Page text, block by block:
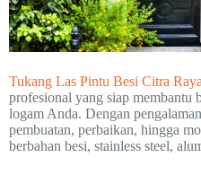
Tukang Las Pintu Besi Citra Raya
profesional yang siap membantu
logam Anda. Dengan
pembuatan, perbaikan, hingga
berbahan besi, stainless steel,